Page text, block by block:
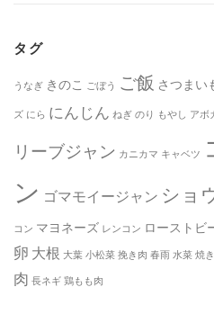
タグ
うなぎ きのこ ごぼう ご飯 さつまい
ズ にら にんじん ねぎ のり もやし アボ
リーブジャン カニカマ キャベツ
ン ゴマモイージャン ショ
コン マヨネーズ レンコン ローストビ
卵 大根 大葉 小松菜 挽き肉 春雨 水菜 焼
肉 長ネギ 鶏もも肉